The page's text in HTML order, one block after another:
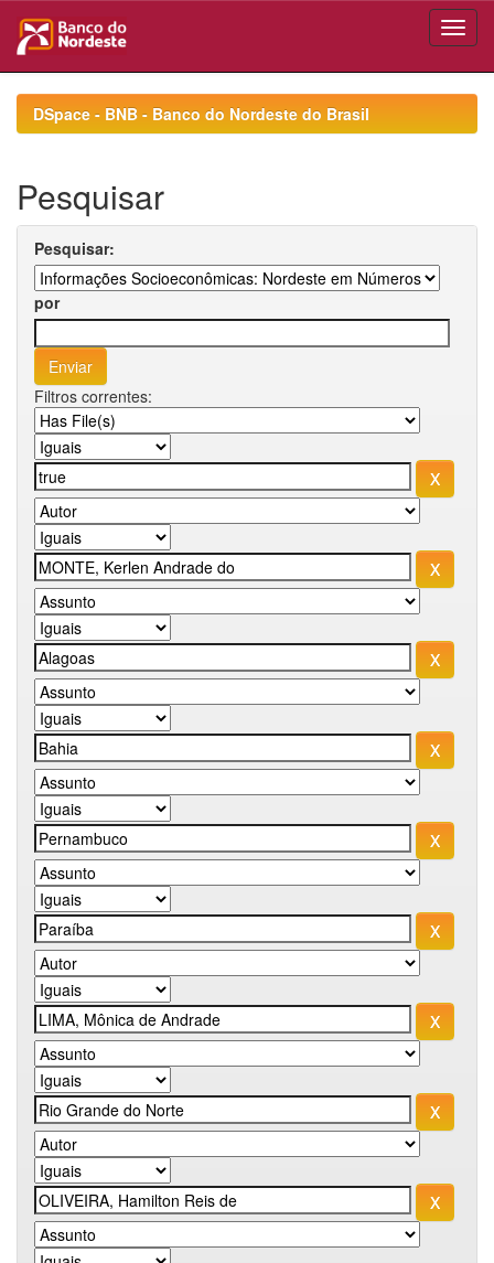
navigationDSpace - BNB - Banco do Nordeste do Brasil
Pesquisar
Pesquisar:
por
Filtros correntes: